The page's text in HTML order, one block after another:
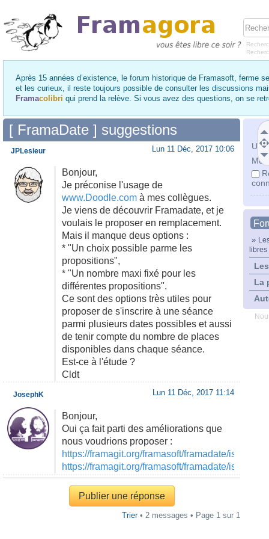
Après 15 années d’existence, le forum historique de Framasoft, ferme
et les curieux, il reste toujours possible de consulter les discussions
Framacolibri qui prend la relève. Si vous avez des questions, on se
Mot
»
libres
La
[ FramaDate ] suggestions
Lun 11 Déc, 2017 10:06
Bonjour,
Je préconise l'usage de
www.Doodle.comà mes collègues.
Je viens de découvrir Framadate, et je
voulais le proposer en remplacement.
Mais il manque deus options :
* "Un choix possible parme les
propositions",
* "Un nombre maxi fixé pour les
différentes propositions".
Ce sont des options très utiles pour
proposer de s'inscrire à une séance
parmi plusieurs dates possibles et aussi
de tenir compte du nombre de places
disponibles dans chaque séance.
Est-ce à l'étude ?
Cldt
JPLesieur
Lun 11 Déc, 2017 11:14
Bonjour,
Oui ça fait parti des améliorations que
nous voudrions proposer :
https://framagit.org/framasoft/framadate/issues/60
https://framagit.org/framasoft/framadate/issues/53
JosephK
Publier une réponse
Trier• 2 messages • Page 1 sur 1